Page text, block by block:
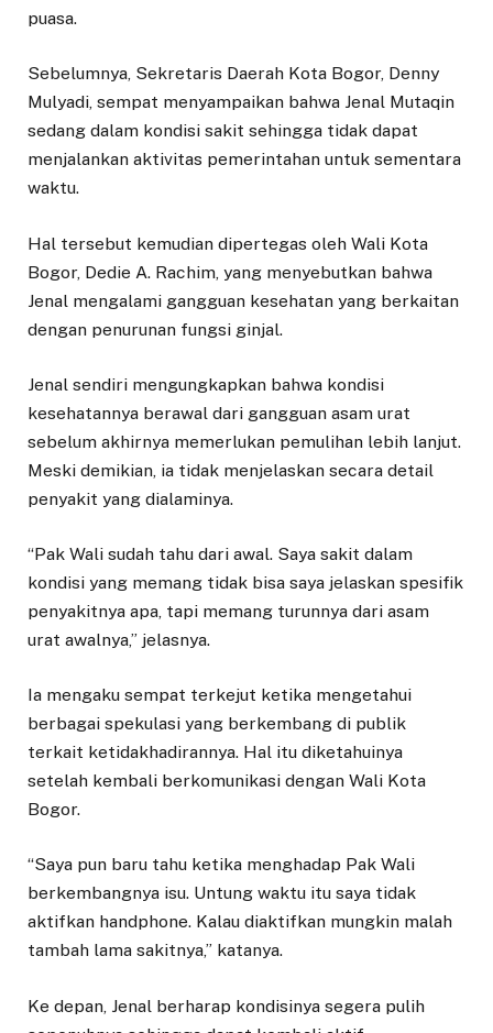
puasa.
Sebelumnya, Sekretaris Daerah Kota Bogor, Denny
Mulyadi, sempat menyampaikan bahwa Jenal Mutaqin
sedang dalam kondisi sakit sehingga tidak dapat
menjalankan aktivitas pemerintahan untuk sementara
waktu.
Hal tersebut kemudian dipertegas oleh Wali Kota
Bogor, Dedie A. Rachim, yang menyebutkan bahwa
Jenal mengalami gangguan kesehatan yang berkaitan
dengan penurunan fungsi ginjal.
Jenal sendiri mengungkapkan bahwa kondisi
kesehatannya berawal dari gangguan asam urat
sebelum akhirnya memerlukan pemulihan lebih lanjut.
Meski demikian, ia tidak menjelaskan secara detail
penyakit yang dialaminya.
“Pak Wali sudah tahu dari awal. Saya sakit dalam
kondisi yang memang tidak bisa saya jelaskan spesifik
penyakitnya apa, tapi memang turunnya dari asam
urat awalnya,” jelasnya.
Ia mengaku sempat terkejut ketika mengetahui
berbagai spekulasi yang berkembang di publik
terkait ketidakhadirannya. Hal itu diketahuinya
setelah kembali berkomunikasi dengan Wali Kota
Bogor.
“Saya pun baru tahu ketika menghadap Pak Wali
berkembangnya isu. Untung waktu itu saya tidak
aktifkan handphone. Kalau diaktifkan mungkin malah
tambah lama sakitnya,” katanya.
Ke depan, Jenal berharap kondisinya segera pulih